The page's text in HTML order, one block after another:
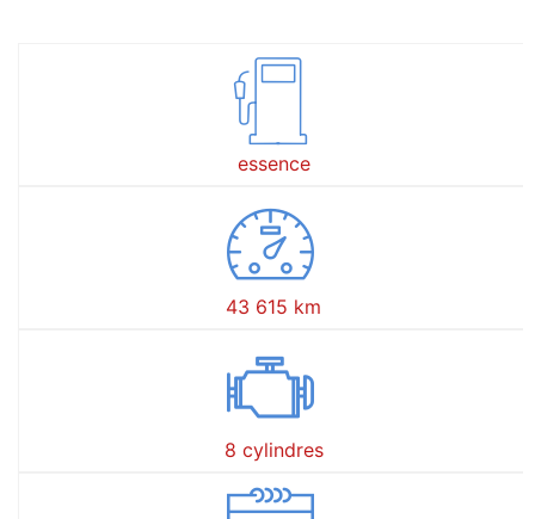
essence
43 615 km
8 cylindres